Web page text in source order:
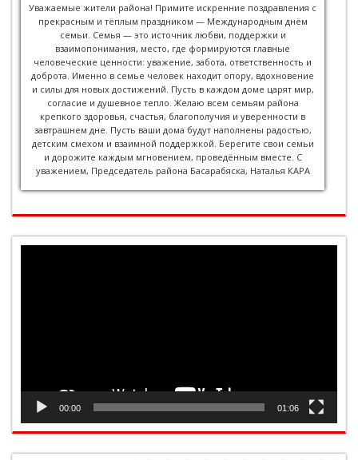
Уважаемые жители района! Примите искренние поздравления с
прекрасным и тёплым праздником — Международным днём
семьи. Семья — это источник любви, поддержки и
взаимопонимания, место, где формируются главные
человеческие ценности: уважение, забота, ответственность и
доброта. Именно в семье человек находит опору, вдохновение
и силы для новых достижений. Пусть в каждом доме царят мир,
согласие и душевное тепло. Желаю всем семьям района
крепкого здоровья, счастья, благополучия и уверенности в
завтрашнем дне. Пусть ваши дома будут наполнены радостью,
детским смехом и взаимной поддержкой. Берегите свои семьи
и дорожите каждым мгновением, проведённым вместе. С
уважением, Председатель района Басарабяска, Наталья КАРА
00:00 01:06